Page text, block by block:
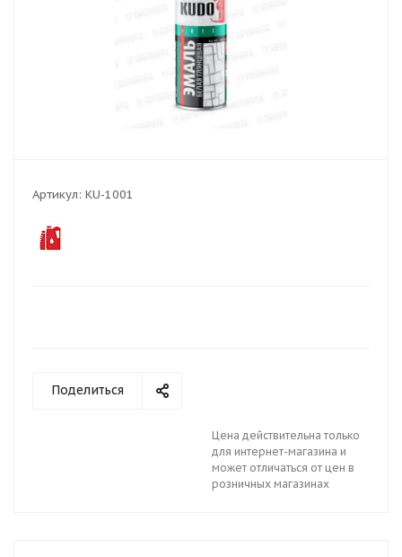
Артикул: KU-1001
Поделиться
Цена действительна только
для интернет-магазина и
может отличаться от цен в
розничных магазинах